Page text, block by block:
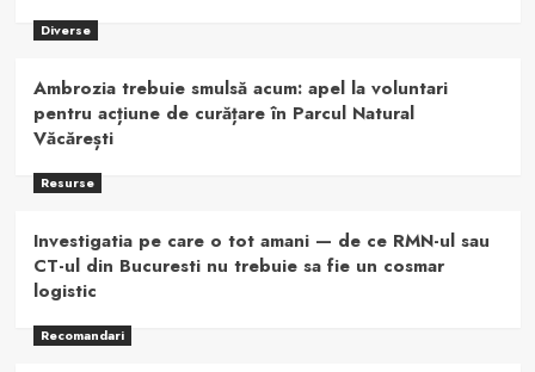
Diverse
Ambrozia trebuie smulsă acum: apel la voluntari
pentru acțiune de curățare în Parcul Natural
Văcărești
Resurse
Investigatia pe care o tot amani — de ce RMN-ul sau
CT-ul din Bucuresti nu trebuie sa fie un cosmar
logistic
Recomandari